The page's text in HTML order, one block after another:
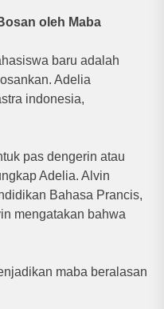
oleh Maba
baru adalah
Adelia
indonesia,
pas dengerin atau
Adelia. Alvin
Bahasa Prancis,
mengatakan bahwa
maba beralasan